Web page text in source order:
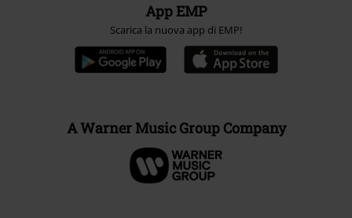
App EMP
Scarica la nuova app di EMP!
A Warner Music Group Company